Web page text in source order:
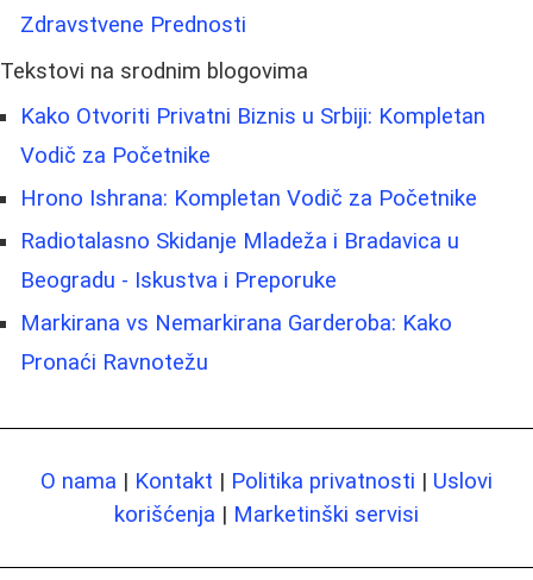
Zdravstvene Prednosti
Tekstovi na srodnim blogovima
Kako Otvoriti Privatni Biznis u Srbiji: Kompletan
Vodič za Početnike
Hrono Ishrana: Kompletan Vodič za Početnike
Radiotalasno Skidanje Mladeža i Bradavica u
Beogradu - Iskustva i Preporuke
Markirana vs Nemarkirana Garderoba: Kako
Pronaći Ravnotežu
O nama | Kontakt | Politika privatnosti | Uslovi
korišćenja | Marketinški servisi